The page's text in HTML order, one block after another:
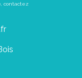
contactez